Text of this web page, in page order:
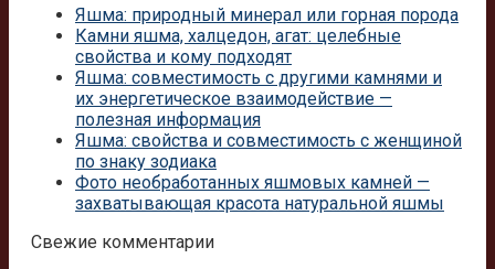
Яшма: природный минерал или горная порода
Камни яшма, халцедон, агат: целебные
свойства и кому подходят
Яшма: совместимость с другими камнями и
их энергетическое взаимодействие —
полезная информация
Яшма: свойства и совместимость с женщиной
по знаку зодиака
Фото необработанных яшмовых камней —
захватывающая красота натуральной яшмы
Свежие комментарии